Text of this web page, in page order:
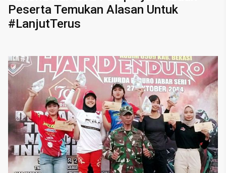
Peserta Temukan Alasan Untuk
#LanjutTerus